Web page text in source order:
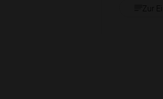
Zur